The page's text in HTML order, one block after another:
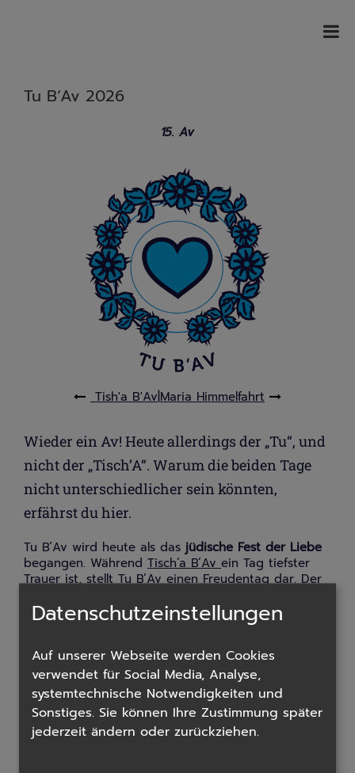
Tu B‘Av 2026
15. Av
Tish'a B'Av Maria Himmelfahrt
Wieder ein Av! Heute allerdings der „Tu“, und
nicht der „Tisch’A“. Warum die beiden Tage
nicht unterschiedlicher sein könnten,
erfährst du hier.
Tu B’Av wird heute als das jüdische Fest der Liebe
begangen. Während Tisch’a B’Av ein Tag tiefster
Trauer ist, stellt Tu B’Av einen Freudentag dar. Der
erwähnt, wurde aber bereits zu Zeiten desBeit
Es gibt eine Reihe von Erklärungen, welche den
Feiertag mit verschiedenen Anlässenverknüpfen.
LautTalmudwurde mit dem Tag eine Feier
anlässlich des Beginns der Weinlese begangen. Zu
dieser Zeit sollen sich im alten Jerusalem ledige
Damen in weißen Farben gekleidet und in den
Datenschutzeinstellungen
Auf unserer Webseite werden Cookies
verwendet für Social Media, Analyse,
systemtechnische Notwendigkeiten und
Sonstiges. Sie können Ihre Zustimmung später
jederzeit ändern oder zurückziehen.